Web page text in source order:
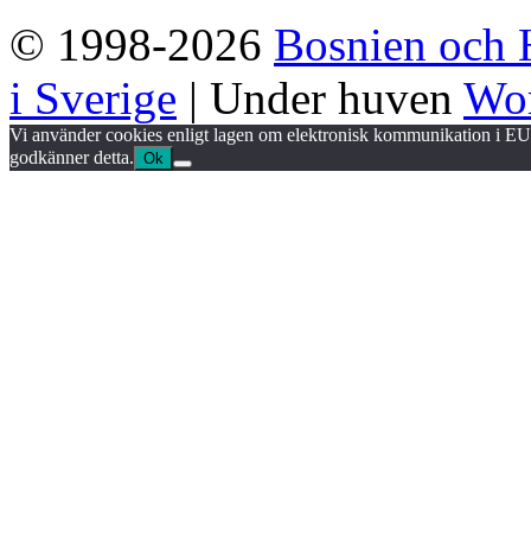
© 1998-2026 Bosnien och
i Sverige | Under huven
Vi använder cookies enligt lagen om elektronisk kommunikation i
godkänner detta. Ok